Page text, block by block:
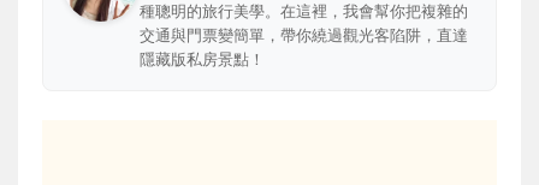
種聰明的旅行美學。在這裡，我會幫你把複雜的
交通與門票變簡單，帶你繞過觀光客陷阱，直達
隱藏版私房景點！